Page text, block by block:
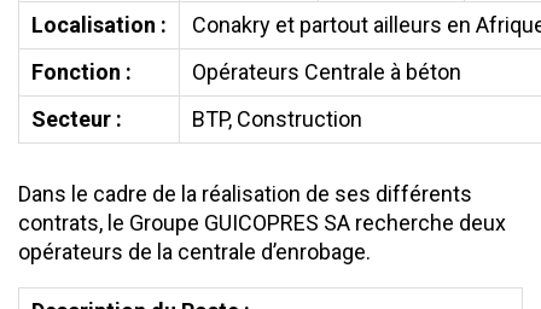
Localisation :
Conakry et partout ailleurs en
Fonction :
Opérateurs Centrale à béton
Secteur :
BTP, Construction
Dans le cadre de la réalisation de ses différents
contrats, le Groupe GUICOPRES SA recherche deux
opérateurs de la centrale d’enrobage.